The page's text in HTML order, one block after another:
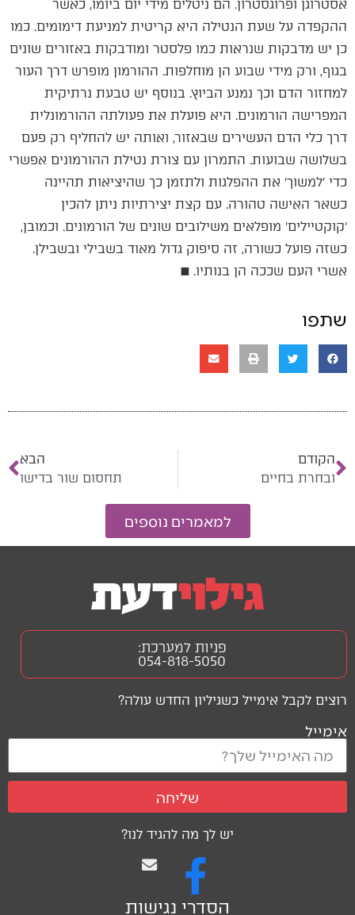
אסטרוגן ופרוגסטרון. הם ניטלים מידי יום ביומו, כאשר
ההקפדה על שעת הנטילה היא קריטית למניעת דימומים. כמו
כן יש מדבקות שנראות כמו פלסטר ומודבקות באזורים שונים
בגוף, ורק מידי שבוע הן מוחלפות. ההורמון מופרש דרך העור
למחזור הדם וכך נמנע הביוץ. בנוסף יש טבעת נרתיקית
המפרישה הורמונים. היא פועלת את פעולתה ההורמונלית
דרך כלי הדם העשירים שבאזור, ואותה יש להחליף רק פעם
בשלושה שבועות. התמרון עם צורת נטילת ההורמונים אפשרי
כדי ׳למשוך׳ את ההפלגות ולתזמן כך שהיציאות תהיינה
כשאר האישה טהורה. עם קצת יצירתיות ניתן להכין
׳קוקטיילים׳ מופלאים משילובים שונים של הורמונים. וכמובן,
כשזה פועל כשורה, זה סיפוק גדול מאוד בשבילי ובשבילן.
אשרי העם שככה הן בנותיו. ■
שתפו
הקודם
ובחרת בחיים
הבא
תחסום שור בדישו
למאמרים נוספים
יש לך מה להגיד לנו?
הסדרי נגישות
רוצים לקבל אימייל כשגיליון החדש עולה?
אימייל
שליחה
פניות למערכת:
054-818-5050